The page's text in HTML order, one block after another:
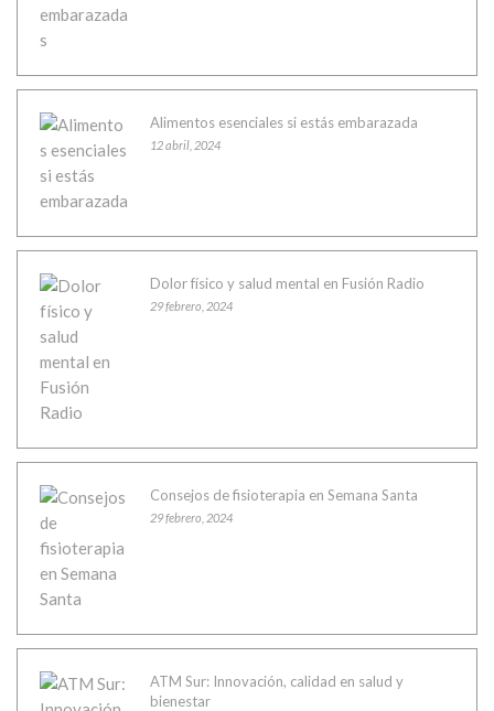
Alimentos esenciales si estás embarazada
12 abril, 2024
Dolor físico y salud mental en Fusión Radio
29 febrero, 2024
Consejos de fisioterapia en Semana Santa
29 febrero, 2024
ATM Sur: Innovación, calidad en salud y
bienestar